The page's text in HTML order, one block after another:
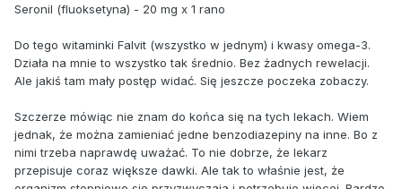
Seronil (fluoksetyna) - 20 mg x 1 rano
Do tego witaminki Falvit (wszystko w jednym) i kwasy omega-3.
Działa na mnie to wszystko tak średnio. Bez żadnych rewelacji.
Ale jakiś tam mały postęp widać. Się jeszcze poczeka zobaczy.
Szczerze mówiąc nie znam do końca się na tych lekach. Wiem
jednak, że można zamieniać jedne benzodiazepiny na inne. Bo z
nimi trzeba naprawdę uważać. To nie dobrze, że lekarz
przepisuje coraz większe dawki. Ale tak to właśnie jest, że